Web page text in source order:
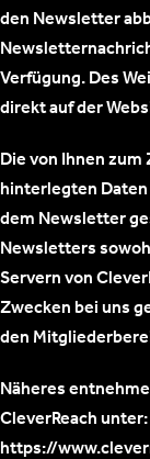
den Newsletter
Verfügung. Des
direkt auf der
Die von Ihnen
hinterlegten Daten
dem Newsletter
Newsletters
Servern von
Zwecken bei uns
den
Näheres
CleverReach unter:
https://